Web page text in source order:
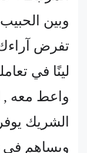
وبين
تفرض
لينًا في
واعط معه ,
الشريك
ويساهم في